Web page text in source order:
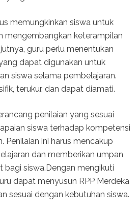
memungkinkan siswa untuk
mengembangkan keterampilan
guru perlu menentukan
dapat digunakan untuk
siswa selama pembelajaran.
terukur, dan dapat diamati.
penilaian yang sesuai
siswa terhadap kompetensi
Penilaian ini harus mencakup
dan memberikan umpan
bagi siswa.Dengan mengikuti
dapat menyusun RPP Merdeka
sesuai dengan kebutuhan siswa.